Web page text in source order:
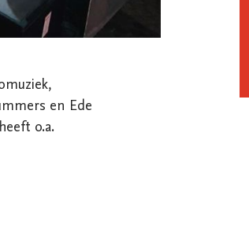
en Ede
o.a.